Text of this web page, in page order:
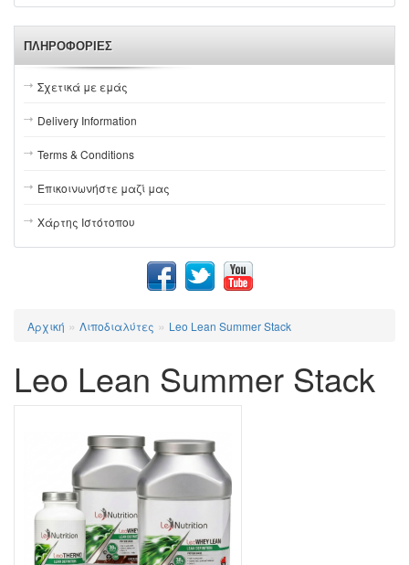
ΠΛΗΡΟΦΟΡΊΕΣ
Σχετικά με εμάς
Delivery Information
Terms & Conditions
Επικοινωνήστε μαζί μας
Χάρτης Ιστότοπου
Αρχική » Λιποδιαλύτες » Leo Lean Summer Stack
Leo Lean Summer Stack